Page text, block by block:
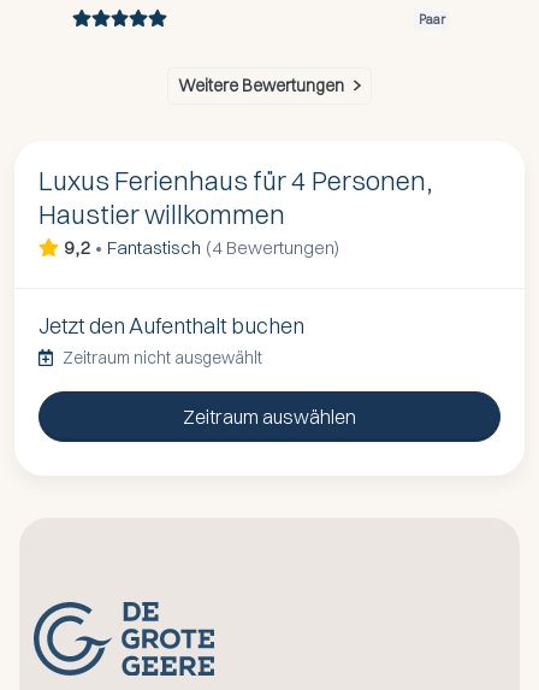
Paar
Weitere Bewertungen
Luxus Ferienhaus für 4 Personen,
Haustier willkommen
9,2 • Fantastisch (4 Bewertungen)
Jetzt den Aufenthalt buchen
Zeitraum nicht ausgewählt
Zeitraum auswählen